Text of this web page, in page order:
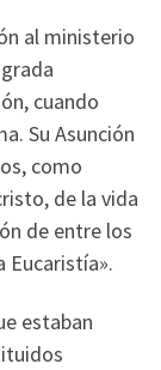
al ministerio
cuando
Su Asunción
como
de la vida
de entre los
Eucaristía».
estaban